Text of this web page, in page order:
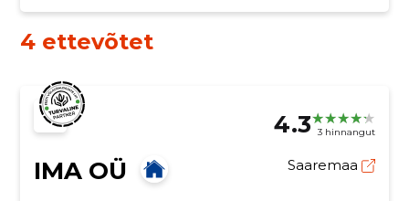
4 ettevõtet
4.3 3 hinnangut
IMA OÜ Saaremaa